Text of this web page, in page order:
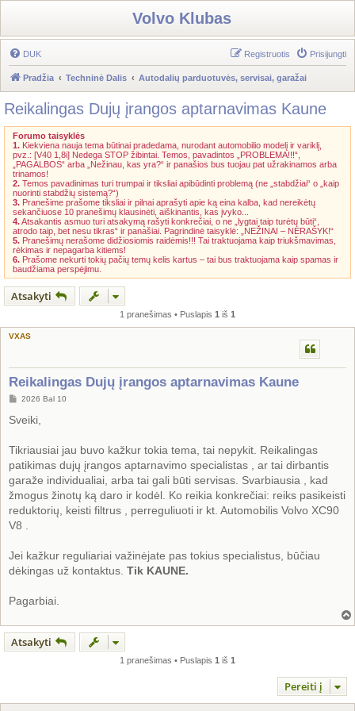
Volvo Klubas
DUK Prisijungti
Registruotis
Pradžia Techninė Dalis Autodalių parduotuvės, servisai, garažai
Reikalingas Dujų įrangos aptarnavimas Kaune
Forumo taisyklės
1. Kiekviena nauja tema būtinai pradedama, nurodant automobilio modelį ir variklį,
pvz.: [V40 1,8i] Nedega STOP žibintai. Temos, pavadintos „PROBLEMA!!!“,
„PAGALBOS“ arba „Nežinau, kas yra?“ ir panašios bus tuojau pat užrakinamos arba
trinamos!
2. Temos pavadinimas turi trumpai ir tiksliai apibūdinti problemą (ne „stabdžiai“ o „kaip
nuorinti stabdžių sistemą?“)
3. Pranešime prašome tiksliai ir pilnai aprašyti apie ką eina kalba, kad nereikėtų
sekančiuose 10 pranešimų klausinėti, aiškinantis, kas įvyko...
4.Atsakantis asmuo turi atsakymą rašyti konkrečiai, o ne „lygtai taip turėtų būti“,
atrodo taip, bet nesu tikras“ ir panašiai. Pagrindinė taisyklė: „NEŽINAI – NERAŠYK!“
5. Pranešimų nerašome didžiosiomis raidėmis!!! Tai traktuojama kaip triukšmavimas,
rėkimas ir nepagarba kitiems!
6. Prašome nekurti tokių pačių temų kelis kartus – tai bus traktuojama kaip spamas ir
baudžiama perspėjimu.
Atsakyti
1 pranešimas • Puslapis 1 iš 1
VXAS
Reikalingas Dujų įrangos aptarnavimas Kaune
S
a
n
a
r
t
n
ė
2026 Bal 10
Sveiki,
Tikriausiai jau buvo kažkur tokia tema, tai nepykit. Reikalingas
patikimas dujų įrangos aptarnavimo specialistas , ar tai dirbantis
garaže individualiai, arba tai gali būti servisas. Svarbiausia , kad
žmogus žinotų ką daro ir kodėl. Ko reikia konkrečiai: reiks pasikeisti
reduktorių, keisti filtrus , perreguliuoti ir kt. Automobilis Volvo XC90
V8 .
Jei kažkur reguliariai važinėjate pas tokius specialistus, būčiau
dėkingas už kontaktus. Tik KAUNE.
Pagarbiai.
Atsakyti
1 pranešimas • Puslapis 1 iš 1
Pereiti į